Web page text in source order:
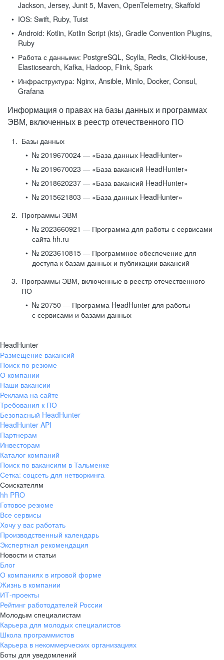
Jackson, Jersey, Junit 5, Maven, OpenTelemetry, Skaffold
IOS: Swift, Ruby, Tuist
Android: Kotlin, Kotlin Script (kts), Gradle Convention Plugins,
Ruby
Работа с данными: PostgreSQL, Scylla, Redis, ClickHouse,
Elasticsearch, Kafka, Hadoop, Flink, Spark
Инфраструктура: Nginx, Ansible, MinIo, Docker, Consul,
Grafana
Информация о правах на базы данных и программах
ЭВМ, включенных в реестр отечественного ПО
Базы данных
№ 2019670024 — «База данных HeadHunter»
№ 2019670023 — «База вакансий HeadHunter»
№ 2018620237 — «База вакансий HeadHunter»
№ 2015621803 — «База данных HeadHunter»
Программы ЭВМ
№ 2023660921 — Программа для работы с сервисами
сайта hh.ru
№ 2023610815 — Программное обеспечение для
доступа к базам данных и публикации вакансий
Программы ЭВМ, включенные в реестр отечественного
ПО
№ 20750 — Программа HeadHunter для работы
с сервисами и базами данных
HeadHunter
Размещение вакансий
Поиск по резюме
О компании
Наши вакансии
Реклама на сайте
Требования к ПО
Безопасный HeadHunter
HeadHunter API
Партнерам
Инвесторам
Каталог компаний
Поиск по вакансиям в Тальменке
Сетка: соцсеть для нетворкинга
Соискателям
hh PRO
Готовое резюме
Все сервисы
Хочу у вас работать
Производственный календарь
Экспертная рекомендация
Новости и статьи
Блог
О компаниях в игровой форме
Жизнь в компании
ИТ-проекты
Рейтинг работодателей России
Молодым специалистам
Карьера для молодых специалистов
Школа программистов
Карьера в некоммерческих организациях
Боты для уведомлений